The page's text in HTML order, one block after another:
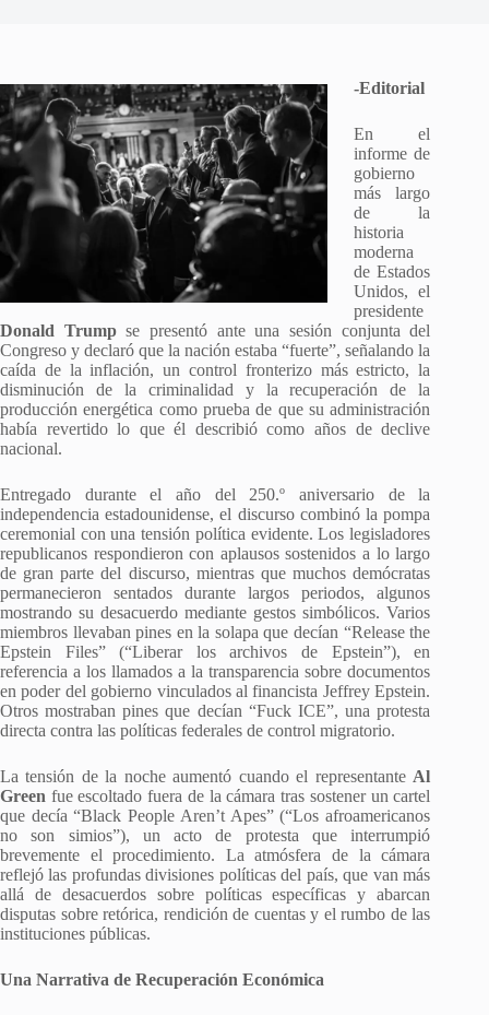
-Editorial
En el
informe de
gobierno
más largo
de la
historia
moderna
de Estados
Unidos, el
presidente
Donald Trumpse presentó ante una sesión conjunta del
Congreso y declaró que la nación estaba “fuerte”, señalando la
caída de la inflación, un control fronterizo más estricto, la
disminución de la criminalidad y la recuperación de la
producción energética como prueba de que su administración
había revertido lo que él describió como años de declive
nacional.
Entregado durante el año del 250.º aniversario de la
independencia estadounidense, el discurso combinó la pompa
ceremonial con una tensión política evidente. Los legisladores
republicanos respondieron con aplausos sostenidos a lo largo
de gran parte del discurso, mientras que muchos demócratas
permanecieron sentados durante largos periodos, algunos
mostrando su desacuerdo mediante gestos simbólicos. Varios
miembros llevaban pines en la solapa que decían “Release the
Epstein Files” (“Liberar los archivos de Epstein”), en
referencia a los llamados a la transparencia sobre documentos
en poder del gobierno vinculados al financista Jeffrey Epstein.
Otros mostraban pines que decían “Fuck ICE”, una protesta
directa contra las políticas federales de control migratorio.
La tensión de la noche aumentó cuando el representante Al
Green fue escoltado fuera de la cámara tras sostener un cartel
que decía “Black People Aren’t Apes” (“Los afroamericanos
no son simios”), un acto de protesta que interrumpió
brevemente el procedimiento. La atmósfera de la cámara
reflejó las profundas divisiones políticas del país, que van más
allá de desacuerdos sobre políticas específicas y abarcan
disputas sobre retórica, rendición de cuentas y el rumbo de las
instituciones públicas.
Una Narrativa de Recuperación Económica